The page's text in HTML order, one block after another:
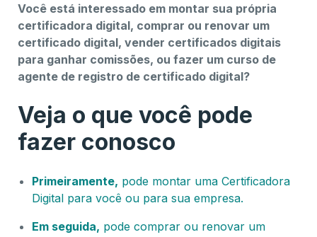
Você está interessado em montar sua própria
certificadora digital, comprar ou renovar um
certificado digital, vender certificados digitais
para ganhar comissões, ou fazer um curso de
agente de registro de certificado digital?
Veja o que você pode
fazer conosco
Primeiramente, pode montar uma Certificadora
Digital para você ou para sua empresa.
Em seguida, pode comprar ou renovar um